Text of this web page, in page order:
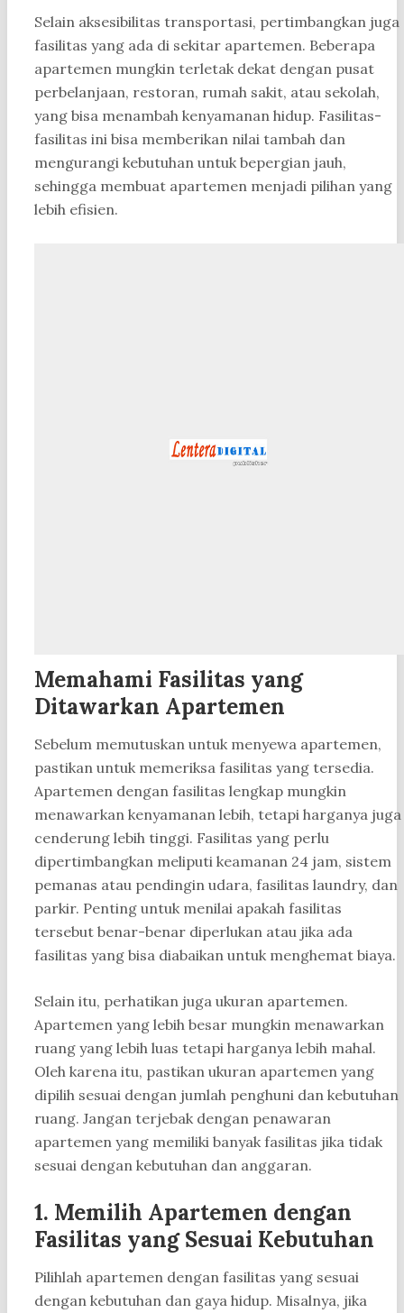
Selain aksesibilitas transportasi, pertimbangkan juga
fasilitas yang ada di sekitar apartemen. Beberapa
apartemen mungkin terletak dekat dengan pusat
perbelanjaan, restoran, rumah sakit, atau sekolah,
yang bisa menambah kenyamanan hidup. Fasilitas-
fasilitas ini bisa memberikan nilai tambah dan
mengurangi kebutuhan untuk bepergian jauh,
sehingga membuat apartemen menjadi pilihan yang
lebih efisien.
Memahami Fasilitas yang
Ditawarkan Apartemen
Sebelum memutuskan untuk menyewa apartemen,
pastikan untuk memeriksa fasilitas yang tersedia.
Apartemen dengan fasilitas lengkap mungkin
menawarkan kenyamanan lebih, tetapi harganya juga
cenderung lebih tinggi. Fasilitas yang perlu
dipertimbangkan meliputi keamanan 24 jam, sistem
pemanas atau pendingin udara, fasilitas laundry, dan
parkir. Penting untuk menilai apakah fasilitas
tersebut benar-benar diperlukan atau jika ada
fasilitas yang bisa diabaikan untuk menghemat biaya.
Selain itu, perhatikan juga ukuran apartemen.
Apartemen yang lebih besar mungkin menawarkan
ruang yang lebih luas tetapi harganya lebih mahal.
Oleh karena itu, pastikan ukuran apartemen yang
dipilih sesuai dengan jumlah penghuni dan kebutuhan
ruang. Jangan terjebak dengan penawaran
apartemen yang memiliki banyak fasilitas jika tidak
sesuai dengan kebutuhan dan anggaran.
1. Memilih Apartemen dengan
Fasilitas yang Sesuai Kebutuhan
Pilihlah apartemen dengan fasilitas yang sesuai
dengan kebutuhan dan gaya hidup. Misalnya, jika